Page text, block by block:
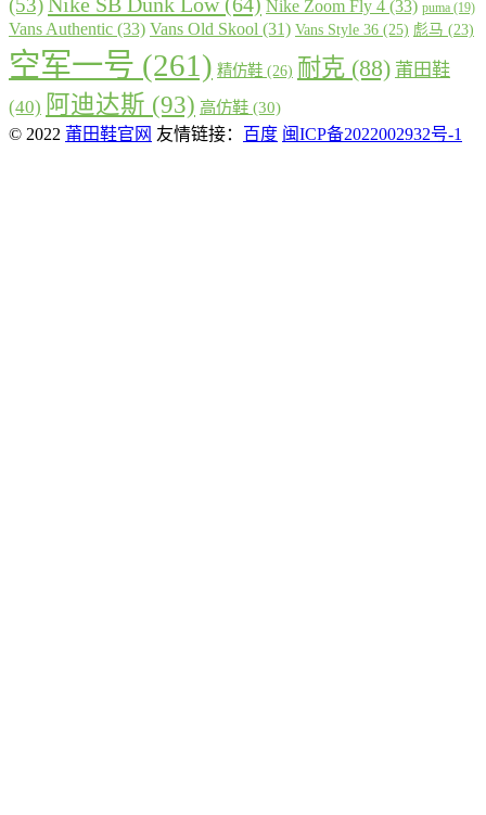
Nike Zoom Fly 4 (33) puma (19)
Vans Authentic (33) Vans Old Skool (31) Vans Style 36 (25) 彪马 (23)
空军一号 (261) 精仿鞋 (26) 耐克 (88) 莆田鞋
(40) 阿迪达斯 (93) 高仿鞋 (30)
© 2022 莆田鞋官网 友情链接： 百度 闽ICP备2022002932号-1